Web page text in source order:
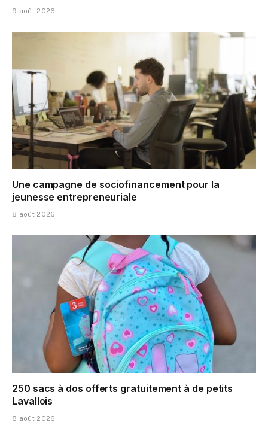
9 août 2026
Une campagne de sociofinancement pour la
jeunesse entrepreneuriale
8 août 2026
250 sacs à dos offerts gratuitement à de petits
Lavallois
8 août 2026